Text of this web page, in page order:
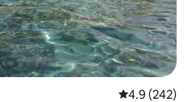
Calificación
4.9 (242)